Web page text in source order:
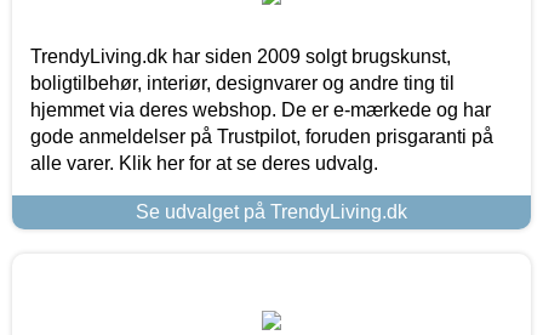
TrendyLiving.dk har siden 2009 solgt brugskunst,
boligtilbehør, interiør, designvarer og andre ting til
hjemmet via deres webshop. De er e-mærkede og har
gode anmeldelser på Trustpilot, foruden prisgaranti på
alle varer. Klik her for at se deres udvalg.
Se udvalget på TrendyLiving.dk